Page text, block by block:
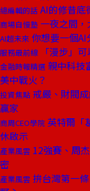
總編輯的話 AI的修昔底
商場自慢塾 一夜之間
AI超未來 你想要一個AI
服務最前線 「漫步」
金融時報精選 親中科技
美中戰火？
投資焦點 戒嚴、財閥
贏家
商周CEO學院 英特爾「
休啟示
產業風雲 12強賽、周
密
產業風雲 拚台灣第一